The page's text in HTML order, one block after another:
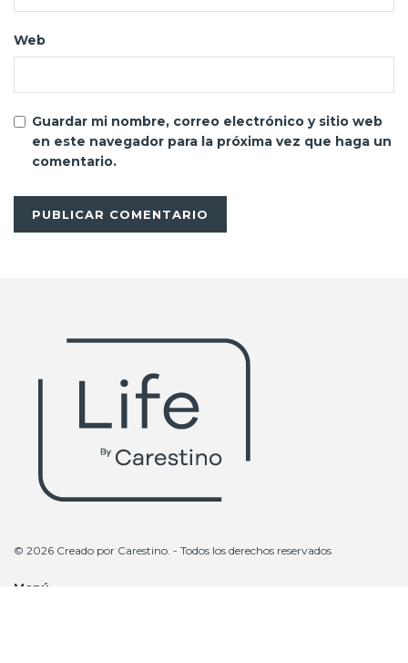
Web
Guardar mi nombre, correo electrónico y sitio web
en este navegador para la próxima vez que haga un
comentario.
© 2026 Creado por Carestino . - Todos los derechos reservados
Menú